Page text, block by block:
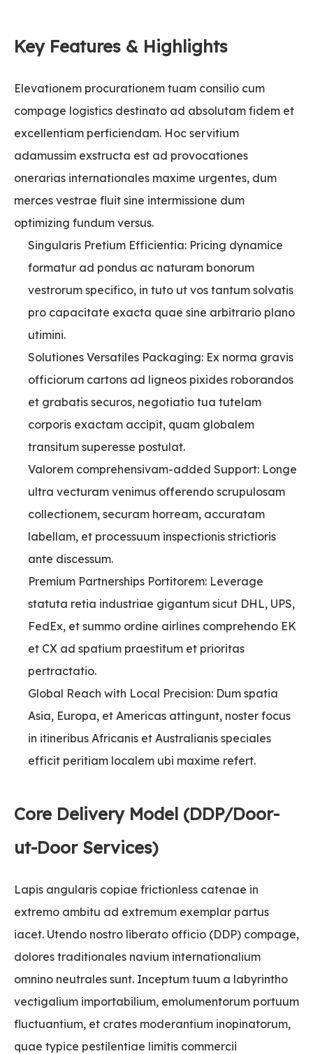
Key Features & Highlights
Elevationem procurationem tuam consilio cum
compage logistics destinato ad absolutam fidem et
excellentiam perficiendam. Hoc servitium
adamussim exstructa est ad provocationes
onerarias internationales maxime urgentes, dum
merces vestrae fluit sine intermissione dum
optimizing fundum versus.
Singularis Pretium Efficientia: Pricing dynamice
formatur ad pondus ac naturam bonorum
vestrorum specifico, in tuto ut vos tantum solvatis
pro capacitate exacta quae sine arbitrario plano
utimini.
Solutiones Versatiles Packaging: Ex norma gravis
officiorum cartons ad ligneos pixides roborandos
et grabatis securos, negotiatio tua tutelam
corporis exactam accipit, quam globalem
transitum superesse postulat.
Valorem comprehensivam-added Support: Longe
ultra vecturam venimus offerendo scrupulosam
collectionem, securam horream, accuratam
labellam, et processuum inspectionis strictioris
ante discessum.
Premium Partnerships Portitorem: Leverage
statuta retia industriae gigantum sicut DHL, UPS,
FedEx, et summo ordine airlines comprehendo EK
et CX ad spatium praestitum et prioritas
pertractatio.
Global Reach with Local Precision: Dum spatia
Asia, Europa, et Americas attingunt, noster focus
in itineribus Africanis et Australianis speciales
efficit peritiam localem ubi maxime refert.
Core Delivery Model (DDP/Door-
ut-Door Services)
Lapis angularis copiae frictionless catenae in
extremo ambitu ad extremum exemplar partus
iacet. Utendo nostro liberato officio (DDP) compage,
dolores traditionales navium internationalium
omnino neutrales sunt. Inceptum tuum a labyrintho
vectigalium importabilium, emolumentorum portuum
fluctuantium, et crates moderantium inopinatorum,
quae typice pestilentiae limitis commercii